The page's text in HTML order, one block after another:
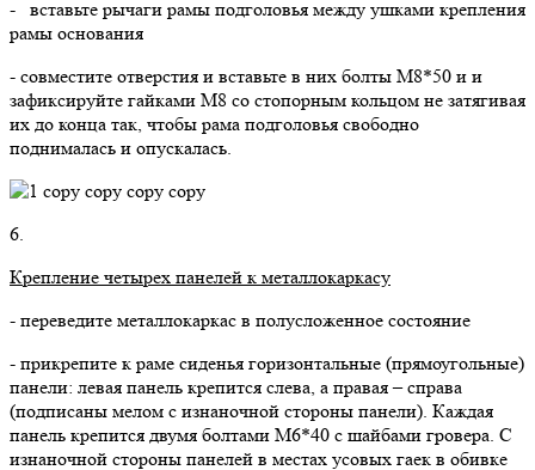
- вставьте рычаги рамы подголовья между ушками крепления
рамы основания
- совместите отверстия и вставьте в них болты М8*50 и и
зафиксируйте гайками М8 со стопорным кольцом не затягивая
их до конца так, чтобы рама подголовья свободно
поднималась и опускалась.
6.
Крепление четырех панелей к металлокаркасу
- переведите металлокаркас в полусложенное состояние
- прикрепите к раме сиденья горизонтальные (прямоугольные)
панели: левая панель крепится слева, а правая – справа
(подписаны мелом с изнаночной стороны панели). Каждая
панель крепится двумя болтами М6*40 с шайбами гровера. С
изнаночной стороны панелей в местах усовых гаек в обивке